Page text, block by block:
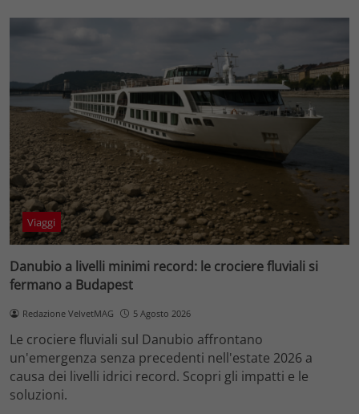
Viaggi
Danubio a livelli minimi record: le crociere fluviali si
fermano a Budapest
Redazione VelvetMAG 5 Agosto 2026
Le crociere fluviali sul Danubio affrontano
un'emergenza senza precedenti nell'estate 2026 a
causa dei livelli idrici record. Scopri gli impatti e le
soluzioni.